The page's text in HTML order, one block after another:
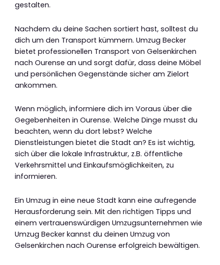
gestalten.
Nachdem du deine Sachen sortiert hast, solltest du
dich um den Transport kümmern. Umzug Becker
bietet professionellen Transport von Gelsenkirchen
nach Ourense an und sorgt dafür, dass deine Möbel
und persönlichen Gegenstände sicher am Zielort
ankommen.
Wenn möglich, informiere dich im Voraus über die
Gegebenheiten in Ourense. Welche Dinge musst du
beachten, wenn du dort lebst? Welche
Dienstleistungen bietet die Stadt an? Es ist wichtig,
sich über die lokale Infrastruktur, z.B. öffentliche
Verkehrsmittel und Einkaufsmöglichkeiten, zu
informieren.
Ein Umzug in eine neue Stadt kann eine aufregende
Herausforderung sein. Mit den richtigen Tipps und
einem vertrauenswürdigen Umzugsunternehmen wie
Umzug Becker kannst du deinen Umzug von
Gelsenkirchen nach Ourense erfolgreich bewältigen.